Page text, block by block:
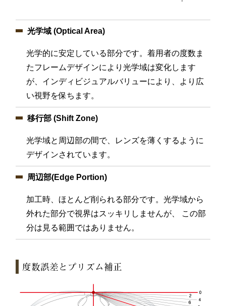
光学域 (Optical Area)
光学的に安定している部分です。着用者の度数ま
たフレームデザインにより光学域は変化します
が、インディビジュアルバリューにより、より広
い視野を保ちます。
移行部 (Shift Zone)
光学域と周辺部の間で、レンズを薄くするように
デザインされています。
周辺部(Edge Portion)
加工時、ほとんど削られる部分です。光学域から
外れた部分で視界はスッキリしませんが、 この部
分は見る範囲ではありません。
度数誤差とプリズム補正